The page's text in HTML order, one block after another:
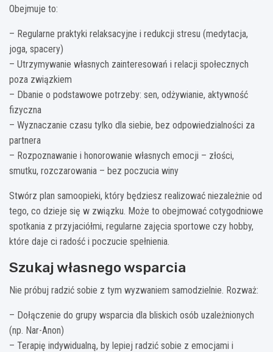
Obejmuje to:
– Regularne praktyki relaksacyjne i redukcji stresu (medytacja,
joga, spacery)
– Utrzymywanie własnych zainteresowań i relacji społecznych
poza związkiem
– Dbanie o podstawowe potrzeby: sen, odżywianie, aktywność
fizyczna
– Wyznaczanie czasu tylko dla siebie, bez odpowiedzialności za
partnera
– Rozpoznawanie i honorowanie własnych emocji – złości,
smutku, rozczarowania – bez poczucia winy
Stwórz plan samoopieki, który będziesz realizować niezależnie od
tego, co dzieje się w związku. Może to obejmować cotygodniowe
spotkania z przyjaciółmi, regularne zajęcia sportowe czy hobby,
które daje ci radość i poczucie spełnienia.
Szukaj własnego wsparcia
Nie próbuj radzić sobie z tym wyzwaniem samodzielnie. Rozważ:
– Dołączenie do grupy wsparcia dla bliskich osób uzależnionych
(np. Nar-Anon)
– Terapię indywidualną, by lepiej radzić sobie z emocjami i